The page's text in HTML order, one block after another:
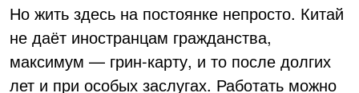
Но жить здесь на постоянке непросто. Китай
не даёт иностранцам гражданства,
максимум — грин-карту, и то после долгих
лет и при особых заслугах. Работать можно